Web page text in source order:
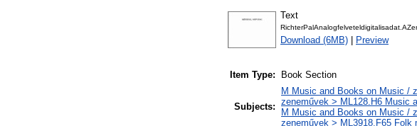
Text
Download (6MB) Preview
Item Type: Book Section
Subjects:
M Music and Books on Music /
zeneművek > ML128.H6 Music
M Music and Books on Music /
zeneművek > ML3918.F65 Folk